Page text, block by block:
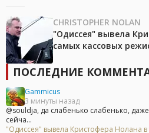
CHRISTOPHER NOLAN
"Одиссея" вывела
самых кассовых
ПОСЛЕДНИЕ
Gammicus
3 минуты назад
@souldja, да слабенько слабенько,
сейча...
"Одиссея" вывела Кристофера Нолана в